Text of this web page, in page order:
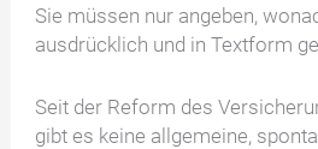
Sie müssen nur angeben,
ausdrücklich und in Textform
Seit der Reform des
gibt es keine allgemeine,